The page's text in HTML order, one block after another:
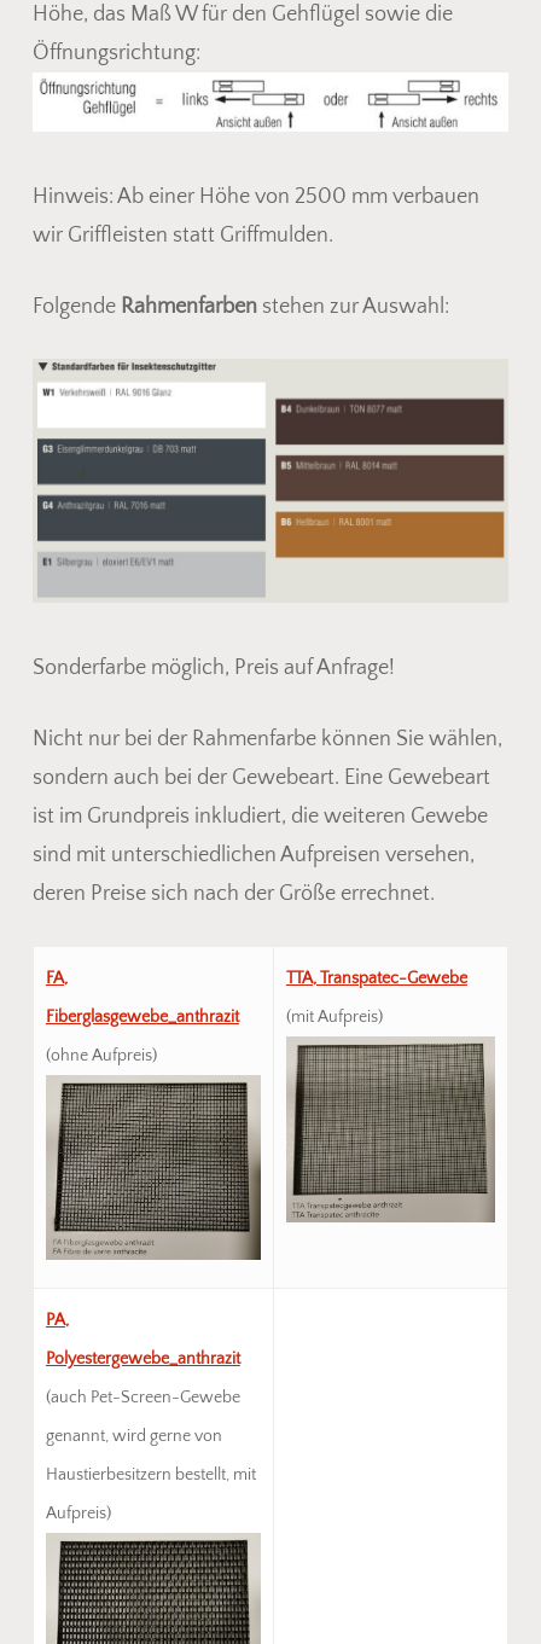
Höhe, das Maß W für den Gehflügel sowie die
Öffnungsrichtung:
Hinweis: Ab einer Höhe von 2500 mm verbauen
wir Griffleisten statt Griffmulden.
Folgende Rahmenfarbenstehen zur Auswahl:
Sonderfarbe möglich, Preis auf Anfrage!
Nicht nur bei der Rahmenfarbe können Sie wählen,
sondern auch bei der Gewebeart. Eine Gewebeart
ist im Grundpreis inkludiert, die weiteren Gewebe
sind mit unterschiedlichen Aufpreisen versehen,
deren Preise sich nach der Größe errechnet.
FA,
Fiberglasgewebe_anthrazit
(ohne Aufpreis)
TTA, Transpatec-Gewebe
(mit Aufpreis)
PA,
Polyestergewebe_anthrazit
(auch Pet-Screen-Gewebe
genannt, wird gerne von
Haustierbesitzern bestellt, mit
Aufpreis)